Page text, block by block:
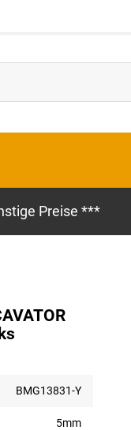
Preise ***
BMG13831-Y
5mm